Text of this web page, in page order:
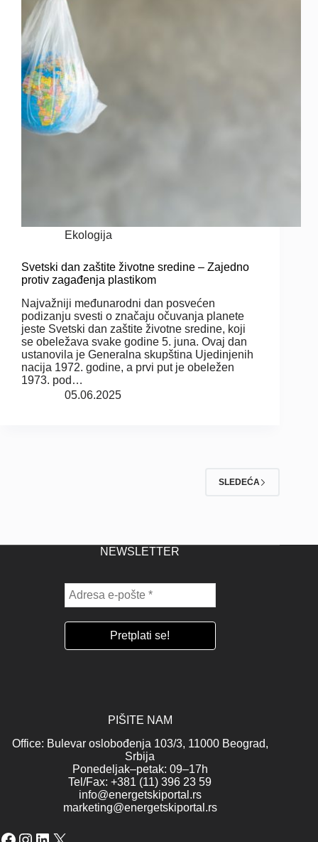
Ekologija
Svetski dan zaštite životne sredine – Zajedno
protiv zagađenja plastikom
Najvažniji međunarodni dan posvećen
podizanju svesti o značaju očuvanja planete
jeste Svetski dan zaštite životne sredine, koji
se obeležava svake godine 5. juna. Ovaj dan
ustanovila je Generalna skupština Ujedinjenih
nacija 1972. godine, a prvi put je obeležen
1973. pod…
05.06.2025
SLEDEĆA
NEWSLETTER
PIŠITE NAM
Office: Bulevar oslobođenja 103/3, 11000 Beograd,
Srbija
Ponedeljak–petak: 09–17h
Tel/Fax: +381 (11) 396 23 59
info@energetskiportal.rs
marketing@energetskiportal.rs